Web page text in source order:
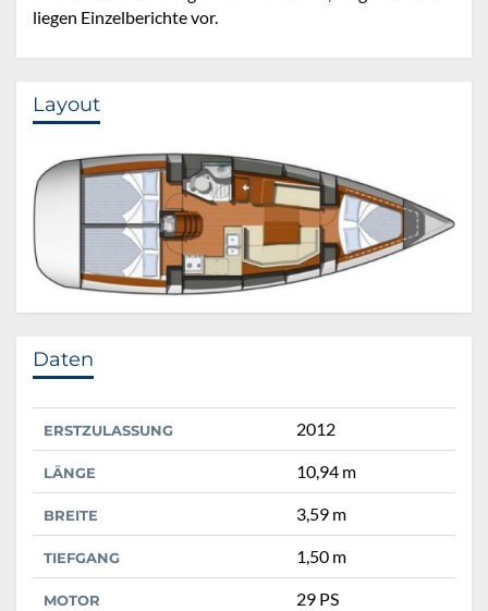
liegen Einzelberichte vor.
Layout
Daten
ERSTZULASSUNG 2012
LÄNGE 10,94 m
BREITE 3,59 m
TIEFGANG 1,50 m
MOTOR 29 PS